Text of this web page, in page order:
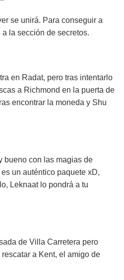
se unirá. Para conseguir a
la sección de secretos.
en Radat, pero tras intentarlo
a Richmond en la puerta de
encontrar la moneda y Shu
bueno con las magias de
un auténtico paquete xD,
Leknaat lo pondrá a tu
de Villa Carretera pero
a Kent, el amigo de